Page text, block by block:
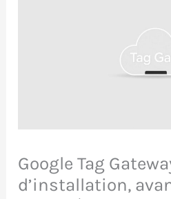
Google Tag
d’installation,